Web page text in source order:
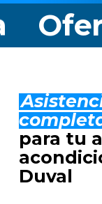
para tu
Duval